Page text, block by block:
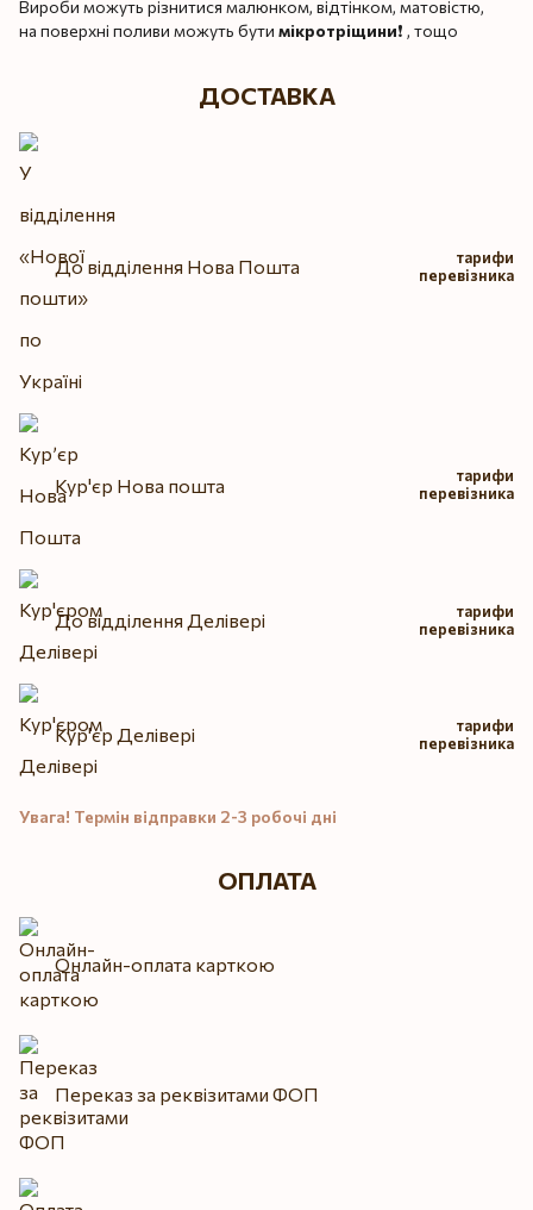
Вироби можуть різнитися малюнком, відтінком, матовістю,
на поверхні поливи можуть бути мікротріщини❗️ , тощо
ДОСТАВКА
До відділення Нова Пошта
тарифи
перевізника
Кур'єр Нова пошта
тарифи
перевізника
До відділення Делівері
тарифи
перевізника
Кур'єр Делівері
тарифи
перевізника
Увага! Термін відправки 2-3 робочі дні
ОПЛАТА
Онлайн-оплата карткою
Переказ за реквізитами ФОП